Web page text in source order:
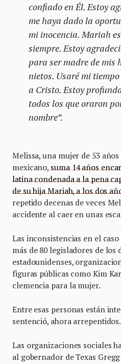
confiado en Él. Estoy
me haya dado la
mi inocencia. Mariah
siempre. Estoy
para ser madre de mis
nietos. Usaré mi
a Cristo. Estoy
todos los que oraron
nombre”.
Melissa, una mujer de 53
mexicano,suma 14 años
latina condenada a la pena
de su hija Mariah, a los dos
repetido decenas de veces
accidente al caer en unas
Las inconsistencias en el
más de 80 legisladores de los
estadounidenses,
figuras públicas como Kim
clemencia para la mujer.
Entre esas personas están
sentenció, ahora arrepentidos.
Las organizaciones sociales
al gobernador de Texas